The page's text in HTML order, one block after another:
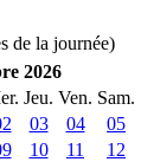
de la journée)
2026
Jeu. Ven. Sam.
03 04
05
10 11
12